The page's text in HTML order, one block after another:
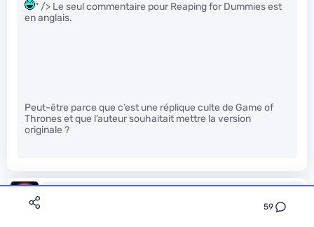
59
" /> Le seul commentaire pour Reaping for Dummies est
en anglais.
Peut-être parce que c’est une réplique culte de Game of
Thrones et que l’auteur souhaitait mettre la version
originale ?